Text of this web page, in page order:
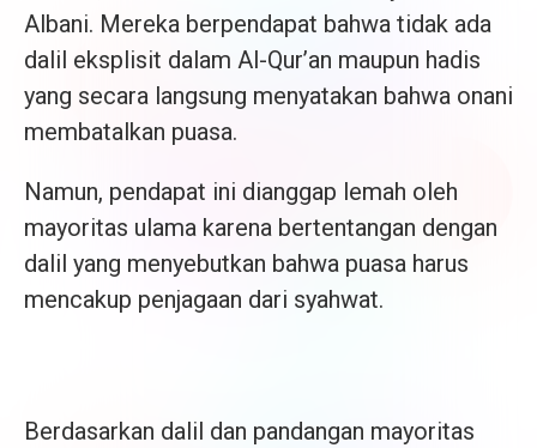
Albani. Mereka berpendapat bahwa tidak ada
dalil eksplisit dalam Al-Qur’an maupun hadis
yang secara langsung menyatakan bahwa onani
membatalkan puasa.
Namun, pendapat ini dianggap lemah oleh
mayoritas ulama karena bertentangan dengan
dalil yang menyebutkan bahwa puasa harus
mencakup penjagaan dari syahwat.
Berdasarkan dalil dan pandangan mayoritas